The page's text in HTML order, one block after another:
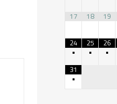
17
18 19
24
•
25
•
26
•
31
•